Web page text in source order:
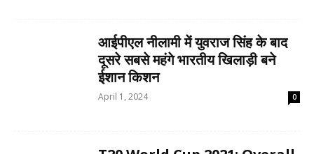
आईपीएल नीलामी में युवराज सिंह के बाद
दूसरे सबसे महंगे भारतीय खिलाड़ी बने
ईशान किशन
April 1, 2024 0